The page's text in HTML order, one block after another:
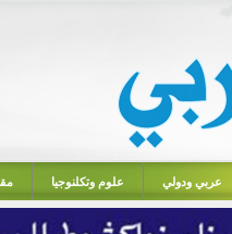
عربي ودولي علوم وتكلنوجيا